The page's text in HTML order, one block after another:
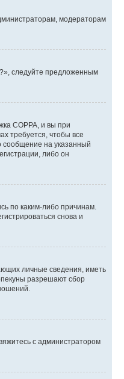
модераторам
следуйте предложенным
COPPA, и вы при
требуется, чтобы все
сообщение на указанный
либо он
по каким-либо причинам.
снова и
личные сведения, иметь
разрешают сбор
с администратором